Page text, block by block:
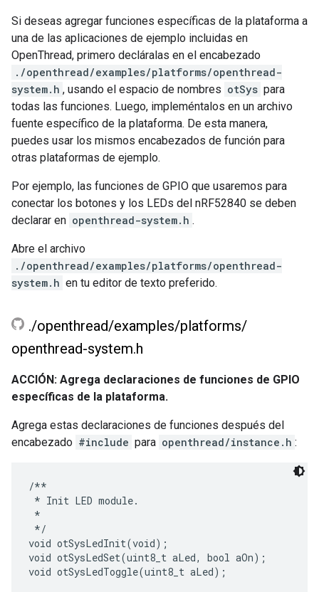
Si deseas agregar funciones específicas de la plataforma a
una de las aplicaciones de ejemplo incluidas en
OpenThread, primero decláralas en el encabezado
./openthread/examples/platforms/openthread-
system.h , usando el espacio de nombres otSys para
todas las funciones. Luego, impleméntalos en un archivo
fuente específico de la plataforma. De esta manera,
puedes usar los mismos encabezados de función para
otras plataformas de ejemplo.
Por ejemplo, las funciones de GPIO que usaremos para
conectar los botones y los LEDs del nRF52840 se deben
declarar en openthread-system.h .
Abre el archivo
./openthread/examples/platforms/openthread-
system.h en tu editor de texto preferido.
./openthread/examples/platforms/
openthread-system.h
ACCIÓN: Agrega declaraciones de funciones de GPIO
específicas de la plataforma.
Agrega estas declaraciones de funciones después del
encabezado #include para openthread/instance.h :
/**
* Init LED module.
*
*/
void otSysLedInit(void);
void otSysLedSet(uint8_t aLed, bool aOn);
void otSysLedToggle(uint8_t aLed);